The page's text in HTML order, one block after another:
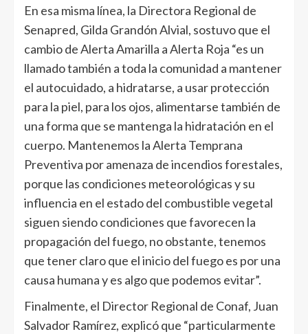
En esa misma línea, la Directora Regional de
Senapred, Gilda Grandón Alvial, sostuvo que el
cambio de Alerta Amarilla a Alerta Roja “es un
llamado también a toda la comunidad a mantener
el autocuidado, a hidratarse, a usar protección
para la piel, para los ojos, alimentarse también de
una forma que se mantenga la hidratación en el
cuerpo. Mantenemos la Alerta Temprana
Preventiva por amenaza de incendios forestales,
porque las condiciones meteorológicas y su
influencia en el estado del combustible vegetal
siguen siendo condiciones que favorecen la
propagación del fuego, no obstante, tenemos
que tener claro que el inicio del fuego es por una
causa humana y es algo que podemos evitar”.
Finalmente, el Director Regional de Conaf, Juan
Salvador Ramírez, explicó que “particularmente